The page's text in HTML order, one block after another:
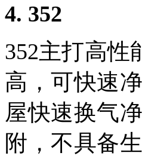
4. 352
352主打高性
高，可快速
屋快速换气
附，不具备